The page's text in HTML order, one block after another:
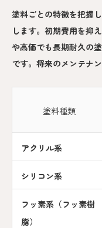
塗料ごとの特徴を把握
します。初期費用を抑
や高価でも長期耐久の
です。将来のメンテナ
塗料種類
アクリル系
シリコン系
フッ素系（フッ素樹
脂）